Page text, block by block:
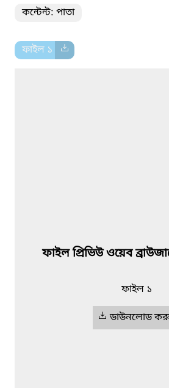
কন্টেন্ট: পাতা
ফাইল ১
ফাইল প্রিভিউ ওয়েব
ফাইল ১
ডাউনলোড